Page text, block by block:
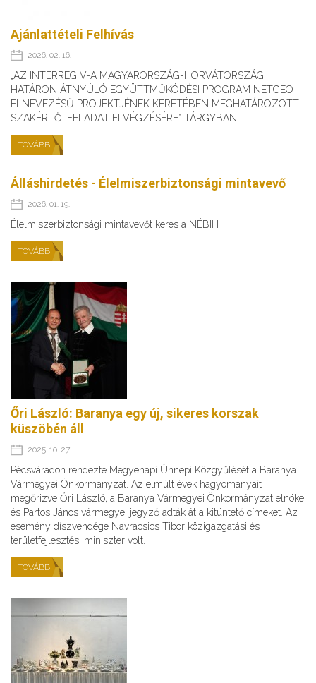
Ajánlattételi Felhívás
2026. 02. 16.
„AZ INTERREG V-A MAGYARORSZÁG-HORVÁTORSZÁG
HATÁRON ÁTNYÚLÓ EGYÜTTMŰKÖDÉSI PROGRAM NETGEO
ELNEVEZÉSŰ PROJEKTJÉNEK KERETÉBEN MEGHATÁROZOTT
SZAKÉRTŐI FELADAT ELVÉGZÉSÉRE” TÁRGYBAN
TOVÁBB
Álláshirdetés - Élelmiszerbiztonsági mintavevő
2026. 01. 19.
Élelmiszerbiztonsági mintavevőt keres a NÉBIH
TOVÁBB
Őri László: Baranya egy új, sikeres korszak
küszöbén áll
2025. 10. 27.
Pécsváradon rendezte Megyenapi Ünnepi Közgyűlését a Baranya
Vármegyei Önkormányzat. Az elmúlt évek hagyományait
megőrizve Őri László, a Baranya Vármegyei Önkormányzat elnöke
és Partos János vármegyei jegyző adták át a kitüntető címeket. Az
esemény díszvendége Navracsics Tibor közigazgatási és
területfejlesztési miniszter volt.
TOVÁBB